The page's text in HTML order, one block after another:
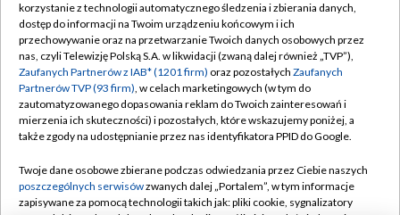
TVP
Abonament TVP
Emisja w TVP
Centrum informacji TVP
Naziemna Telewizja Cyfrowa
Rada Programowa
Regulamin TVP
Polityka prywatności
Moje zgody
Pomoc
Kontakt
korzystanie z technologii automatycznego śledzenia i zbierania danych,
dostęp do informacji na Twoim urządzeniu końcowym i ich
przechowywanie oraz na przetwarzanie Twoich danych osobowych przez
nas, czyli Telewizję Polską S.A. w likwidacji (zwaną dalej również „TVP”),
Zaufanych Partnerów z IAB* (1201 firm) oraz pozostałych Zaufanych
Partnerów TVP (93 firm), w celach marketingowych (w tym do
zautomatyzowanego dopasowania reklam do Twoich zainteresowań i
mierzenia ich skuteczności) i pozostałych, które wskazujemy poniżej, a
także zgody na udostępnianie przez nas identyfikatora PPID do Google.
Twoje dane osobowe zbierane podczas odwiedzania przez Ciebie naszych
poszczególnych serwisówzwanych dalej „Portalem”, w tym informacje
zapisywane za pomocą technologii takich jak: pliki cookie, sygnalizatory